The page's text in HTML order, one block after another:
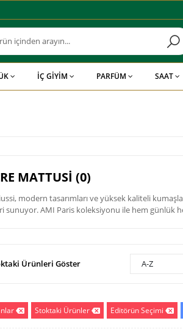
İÇ GİYİM PARFÜM SAAT
MATTUSİ (0)
modern tasarımları ve yüksek kaliteli
sunuyor. AMI Paris koleksiyonu ile hem günlük
Ürünleri Göster A-Z
Stoktaki Ürünler Editörün Seçimi